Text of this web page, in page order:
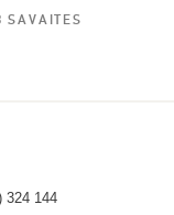
SAVAITES
324 144